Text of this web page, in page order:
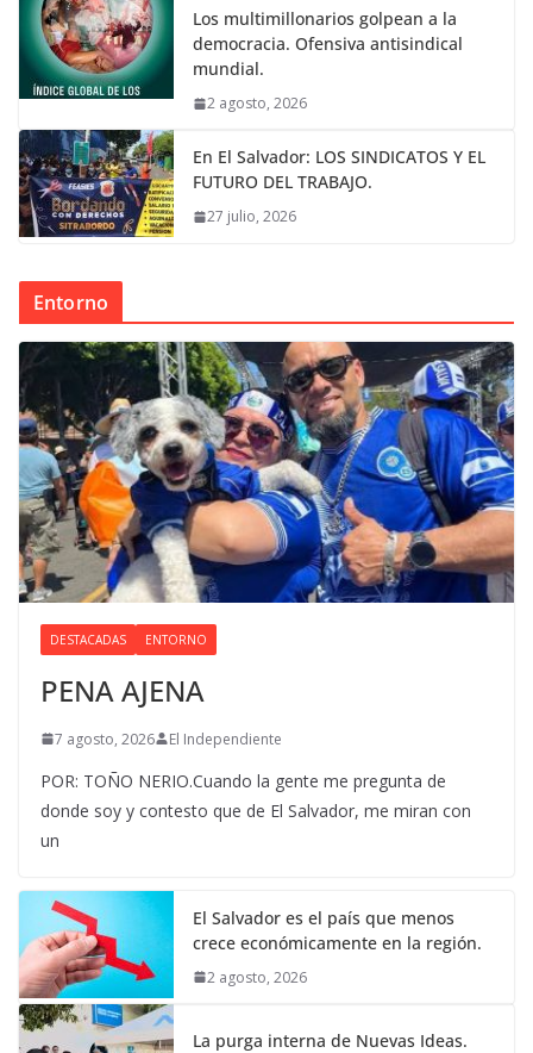
Los multimillonarios golpean a la
democracia. Ofensiva antisindical
mundial.
2 agosto, 2026
En El Salvador: LOS SINDICATOS Y EL
FUTURO DEL TRABAJO.
27 julio, 2026
Entorno
DESTACADAS ENTORNO
PENA AJENA
7 agosto, 2026 El Independiente
POR: TOÑO NERIO.Cuando la gente me pregunta de
donde soy y contesto que de El Salvador, me miran con
un
El Salvador es el país que menos
crece económicamente en la región.
2 agosto, 2026
La purga interna de Nuevas Ideas.